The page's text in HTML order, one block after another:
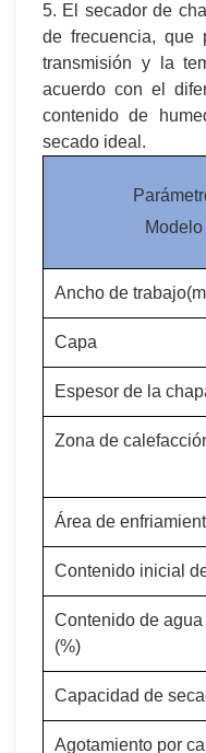
5. El secador de
de frecuencia, que
transmisión y la
acuerdo con el
contenido de
secado ideal.
Modelo
Ancho de
Capa
Espesor de la
Zona de
Área de
Contenido inicial
Contenido de agua
(%)
Capacidad de
Agotamiento por